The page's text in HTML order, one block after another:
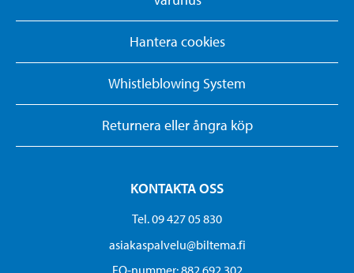
Hantera cookies
Whistleblowing System
Returnera eller ångra köp
KONTAKTA OSS
Tel. 09 427 05 830
asiakaspalvelu@biltema.fi